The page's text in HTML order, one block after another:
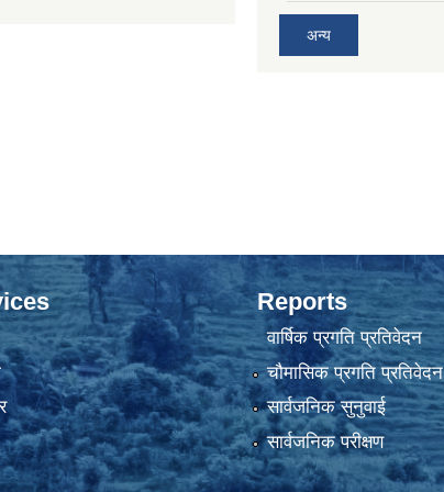
अन्य
Reports
वार्षिक प्रगति प्रतिवेदन
चौमासिक प्रगति प्रतिवेदन
सार्वजनिक सुनुवाई
सार्वजनिक परीक्षण